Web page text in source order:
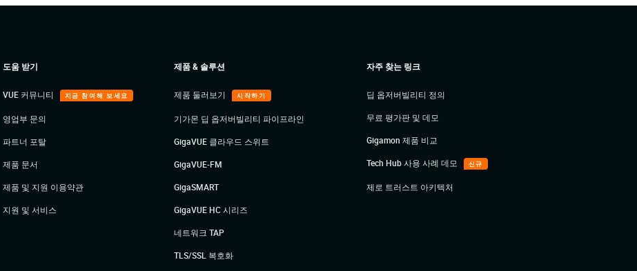
도움 받기
VUE 커뮤니티 지금 참여해 보세요
영업부 문의
파트너 포탈
제품 문서
제품 및 지원 이용약관
지원 및 서비스
제품 & 솔루션
제품 둘러보기 시작하기
기가몬 딥 옵저버빌리티 파이프라인
GigaVUE 클라우드 스위트
GigaVUE-FM
GigaSMART
GigaVUE HC 시리즈
네트워크 TAP
TLS/SSL 복호화
자주 찾는 링크
딥 옵저버빌리티 정의
무료 평가판 및 데모
Gigamon 제품 비교
Tech Hub 사용 사례 데모 신규
제로 트러스트 아키텍처